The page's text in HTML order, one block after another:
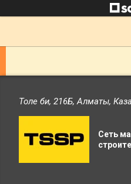
Толе би, 216Б, Алматы,
Сеть